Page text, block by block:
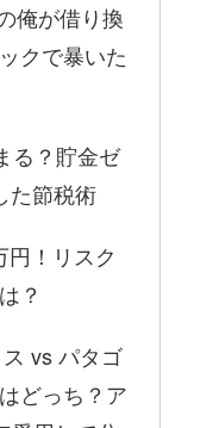
俺が借り換
クで暴いた
る？貯金ゼ
た節税術
！リスク
？
vs パタゴ
どっち？ア